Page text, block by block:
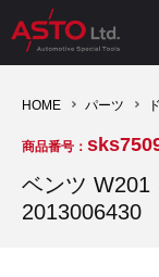
診断機（16）
キープログラマー（4
診断テスター（10）
キープログラマー（
HCB TOOLS（45）
AST TOOLS（51）
オシロスコープ（2
オシロ関連商品（9）
ドイツ車（427）
イタリア/フランス車
現品修理（77）
リビルト品（58）
オシロスコープ（10
アクセサリー（13）
HOME パーツ
商品番号：
ベンツ W201
2013006430